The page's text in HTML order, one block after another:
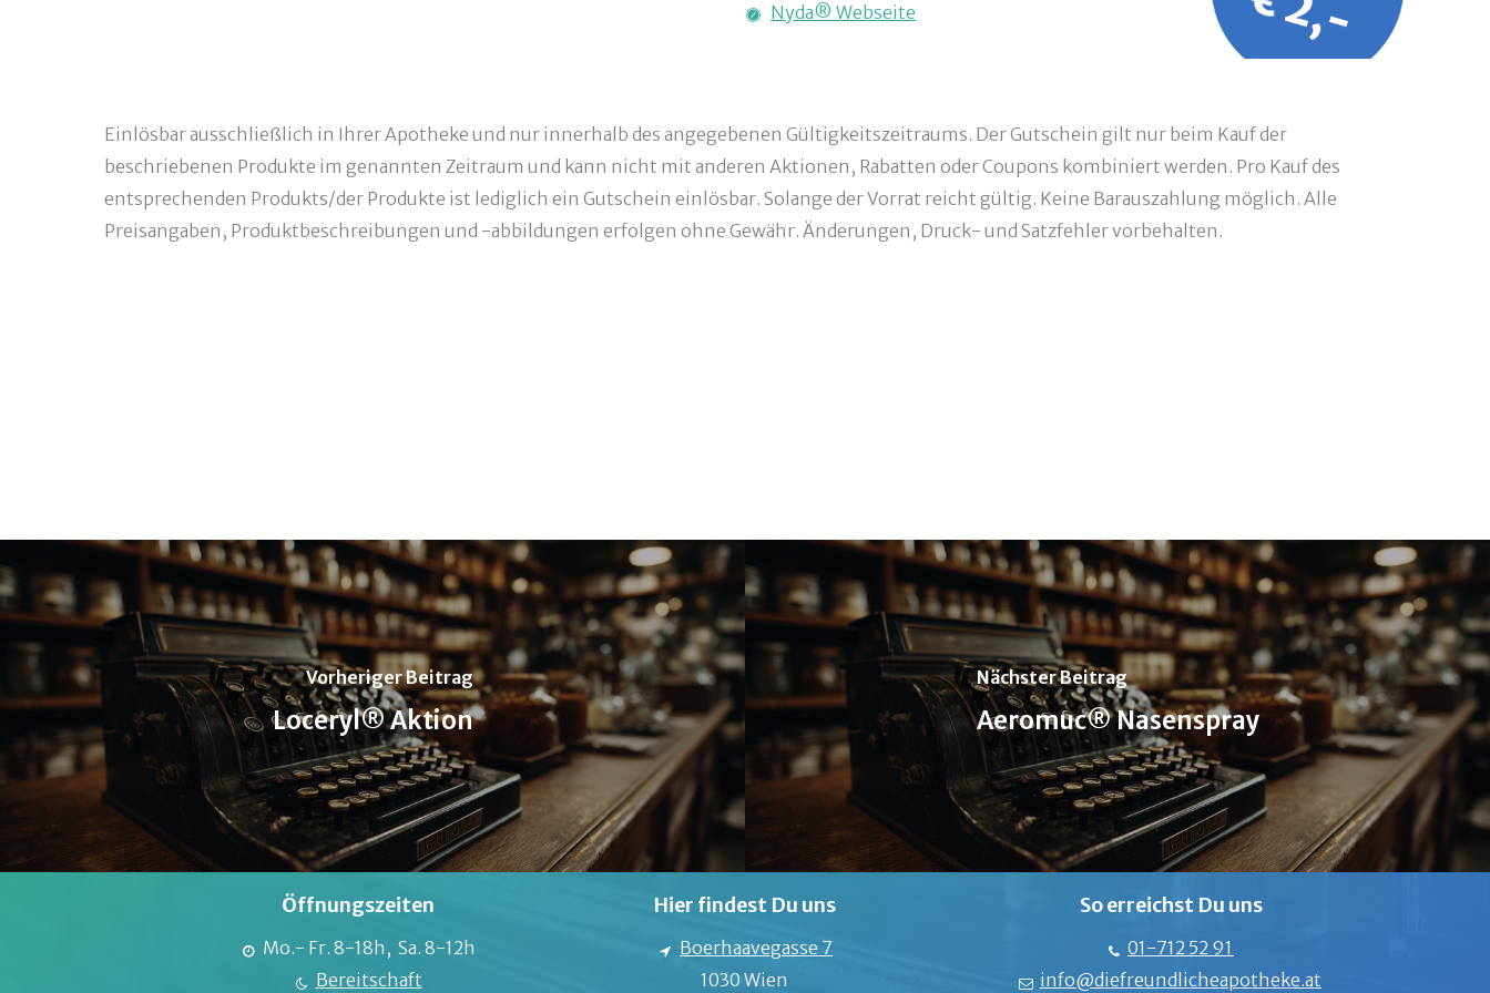
Nyda® Webseite
Einlösbar ausschließlich in Ihrer Apotheke und nur innerhalb des angegebenen Gültigkeitszeitraums. Der Gutschein gilt nur beim Kauf der
beschriebenen Produkte im genannten Zeitraum und kann nicht mit anderen Aktionen, Rabatten oder Coupons kombiniert werden. Pro Kauf des
entsprechenden Produkts/der Produkte ist lediglich ein Gutschein einlösbar. Solange der Vorrat reicht gültig. Keine Barauszahlung möglich. Alle
Preisangaben, Produktbeschreibungen und -abbildungen erfolgen ohne Gewähr. Änderungen, Druck- und Satzfehler vorbehalten.
Vorheriger Beitrag
Loceryl® Aktion
Nächster Beitrag
Aeromuc® Nasenspray
Öffnungszeiten
Mo.- Fr. 8-18h, Sa. 8-12h
Bereitschaft
Hier findest Du uns
Boerhaavegasse 7
1030 Wien
So erreichst Du uns
01-712 52 91
info@diefreundlicheapotheke.at